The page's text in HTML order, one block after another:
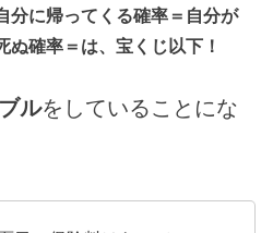
分に帰ってくる確率＝自分が
ぬ確率＝は、宝くじ以下！
ルをしていることにな